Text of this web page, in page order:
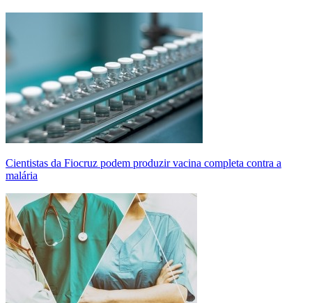
Cientistas da Fiocruz podem produzir vacina completa contra a
malária